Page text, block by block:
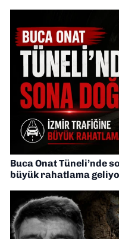
Buca Onat Tüneli’nde
büyük rahatlama